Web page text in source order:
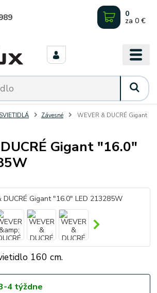
0
za 0 €
Závesné
WEVER & DUCRÉ Gigant
Gigant "16.0"
160 cm.
4 týždne